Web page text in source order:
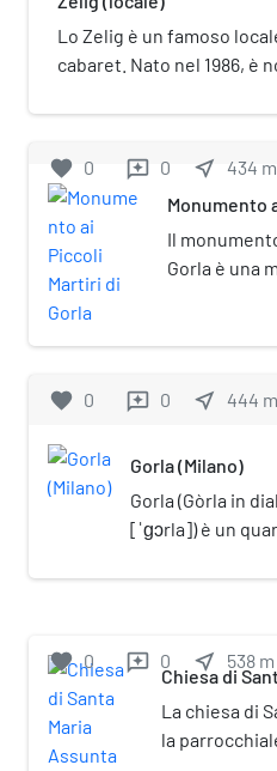
Lo Zelig è un famoso
cabaret. Nato nel 1986, è
all'omonima trasmissione
favorite 0 reviews 0 near_me 434 m
Monumento
Il
Gorla è una
strage di
favorite 0 reviews 0 near_me 444 m
Gorla (Milano)
Gorla (Gòrla in
[ˈɡɔrla]) è un
città,
quartiere il 20
venne centrata
scuola
sotto le cui
favorite 0 reviews 0 near_me 538 m
Chiesa di
La chiesa di
la